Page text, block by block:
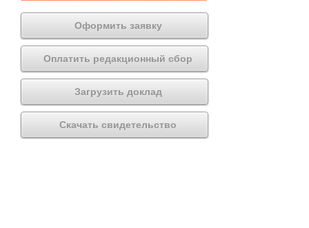
Оформить заявку
Оплатить редакционный сбор
Загрузить доклад
Скачать свидетельство